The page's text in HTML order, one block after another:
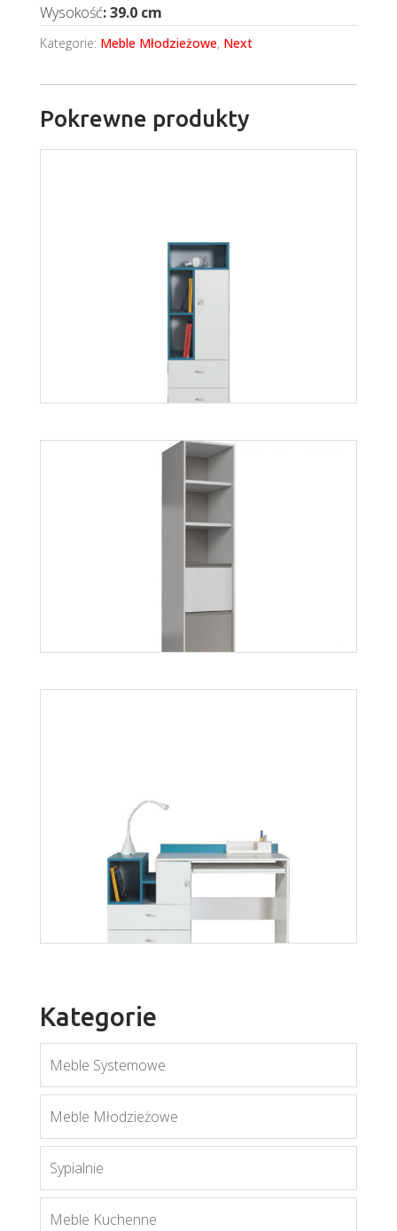
Wysokość: 39.0 cm
Kategorie: Meble Młodzieżowe, Next
Pokrewne produkty
Mobi MO7
Mati R2S
Więcej
Mobi MO11
Kategorie
Meble Systemowe
Meble Młodzieżowe
Sypialnie
Meble Kuchenne